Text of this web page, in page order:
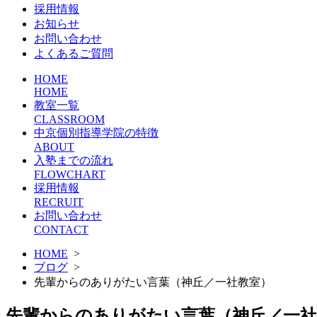
採用情報
お知らせ
お問い合わせ
よくあるご質問
HOME
HOME
教室一覧
CLASSROOM
中京個別指導学院の特徴
ABOUT
入塾までの流れ
FLOWCHART
採用情報
RECRUIT
お問い合わせ
CONTACT
HOME >
ブログ >
先輩からのありがたい言葉（神丘／一社教室）